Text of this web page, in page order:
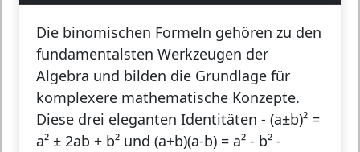
Die binomischen Formeln gehören zu den
fundamentalsten Werkzeugen der
Algebra und bilden die Grundlage für
komplexere mathematische Konzepte.
Diese drei eleganten Identitäten - (a±b)² =
a² ± 2ab + b² und (a+b)(a-b) = a² - b² -